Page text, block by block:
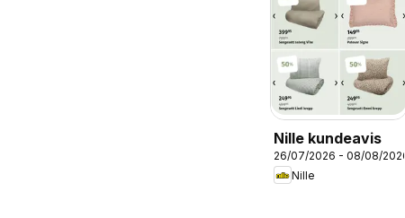
Nille kundeavis
26/07/2026 - 08/08/2026
Nille